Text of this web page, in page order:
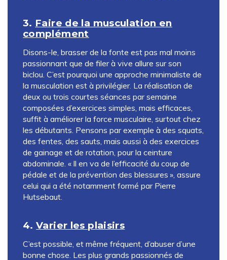
3. Faire de la musculation en
complément
Disons-le, brasser de la fonte est pas mal moins
passionnant que de filer à vive allure sur son
biclou. C’est pourquoi une approche minimaliste de
la musculation est à privilégier. La réalisation de
deux ou trois courtes séances par semaine
composées d’exercices simples, mais efficaces,
suffit à améliorer la force musculaire, surtout chez
les débutants. Pensons par exemple à des squats,
des fentes, des sauts, mais aussi à des exercices
de gainage et de rotation, pour la ceinture
abdominale. « Il en va de l’efficacité du coup de
pédale et de la prévention des blessures », assure
celui qui a été notamment formé par Pierre
Hutsebaut.
4.Varier les plaisirs
C’est possible, et même fréquent, d’abuser d’une
bonne chose. Les plus grands passionnés de